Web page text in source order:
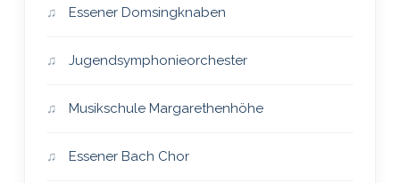
Essener Domsingknaben
Jugendsymphonieorchester
Musikschule Margarethenhöhe
Essener Bach Chor